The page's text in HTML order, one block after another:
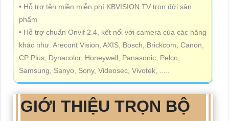
• Hỗ trợ tên miền miễn phí KBVISION.TV trọn đời sản
phẩm
• Hỗ trợ chuẩn Onvif 2.4, kết nối với camera của các hãng
khác như: Arecont Vision, AXIS, Bosch, Brickcom, Canon,
CP Plus, Dynacolor, Honeywell, Panasonic, Pelco,
Samsung, Sanyo, Sony, Videosec, Vivotek, .....
GIỚI THIỆU TRỌN BỘ